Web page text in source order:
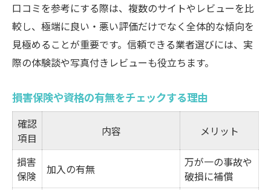
口コミを参考にする際は、複数のサイトやレビューを比
較し、極端に良い・悪い評価だけでなく全体的な傾向を
見極めることが重要です。信頼できる業者選びには、実
際の体験談や写真付きレビューも役立ちます。
損害保険や資格の有無をチェックする理由
確認
項目
内容 メリット
損害
保険
加入の有無
万が一の事故や
破損に補償